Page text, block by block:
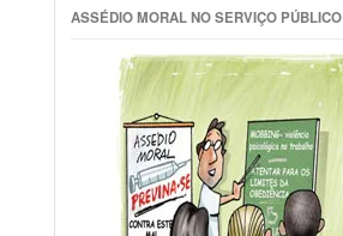
ASSÉDIO MORAL NO SERVIÇO PÚBLICO